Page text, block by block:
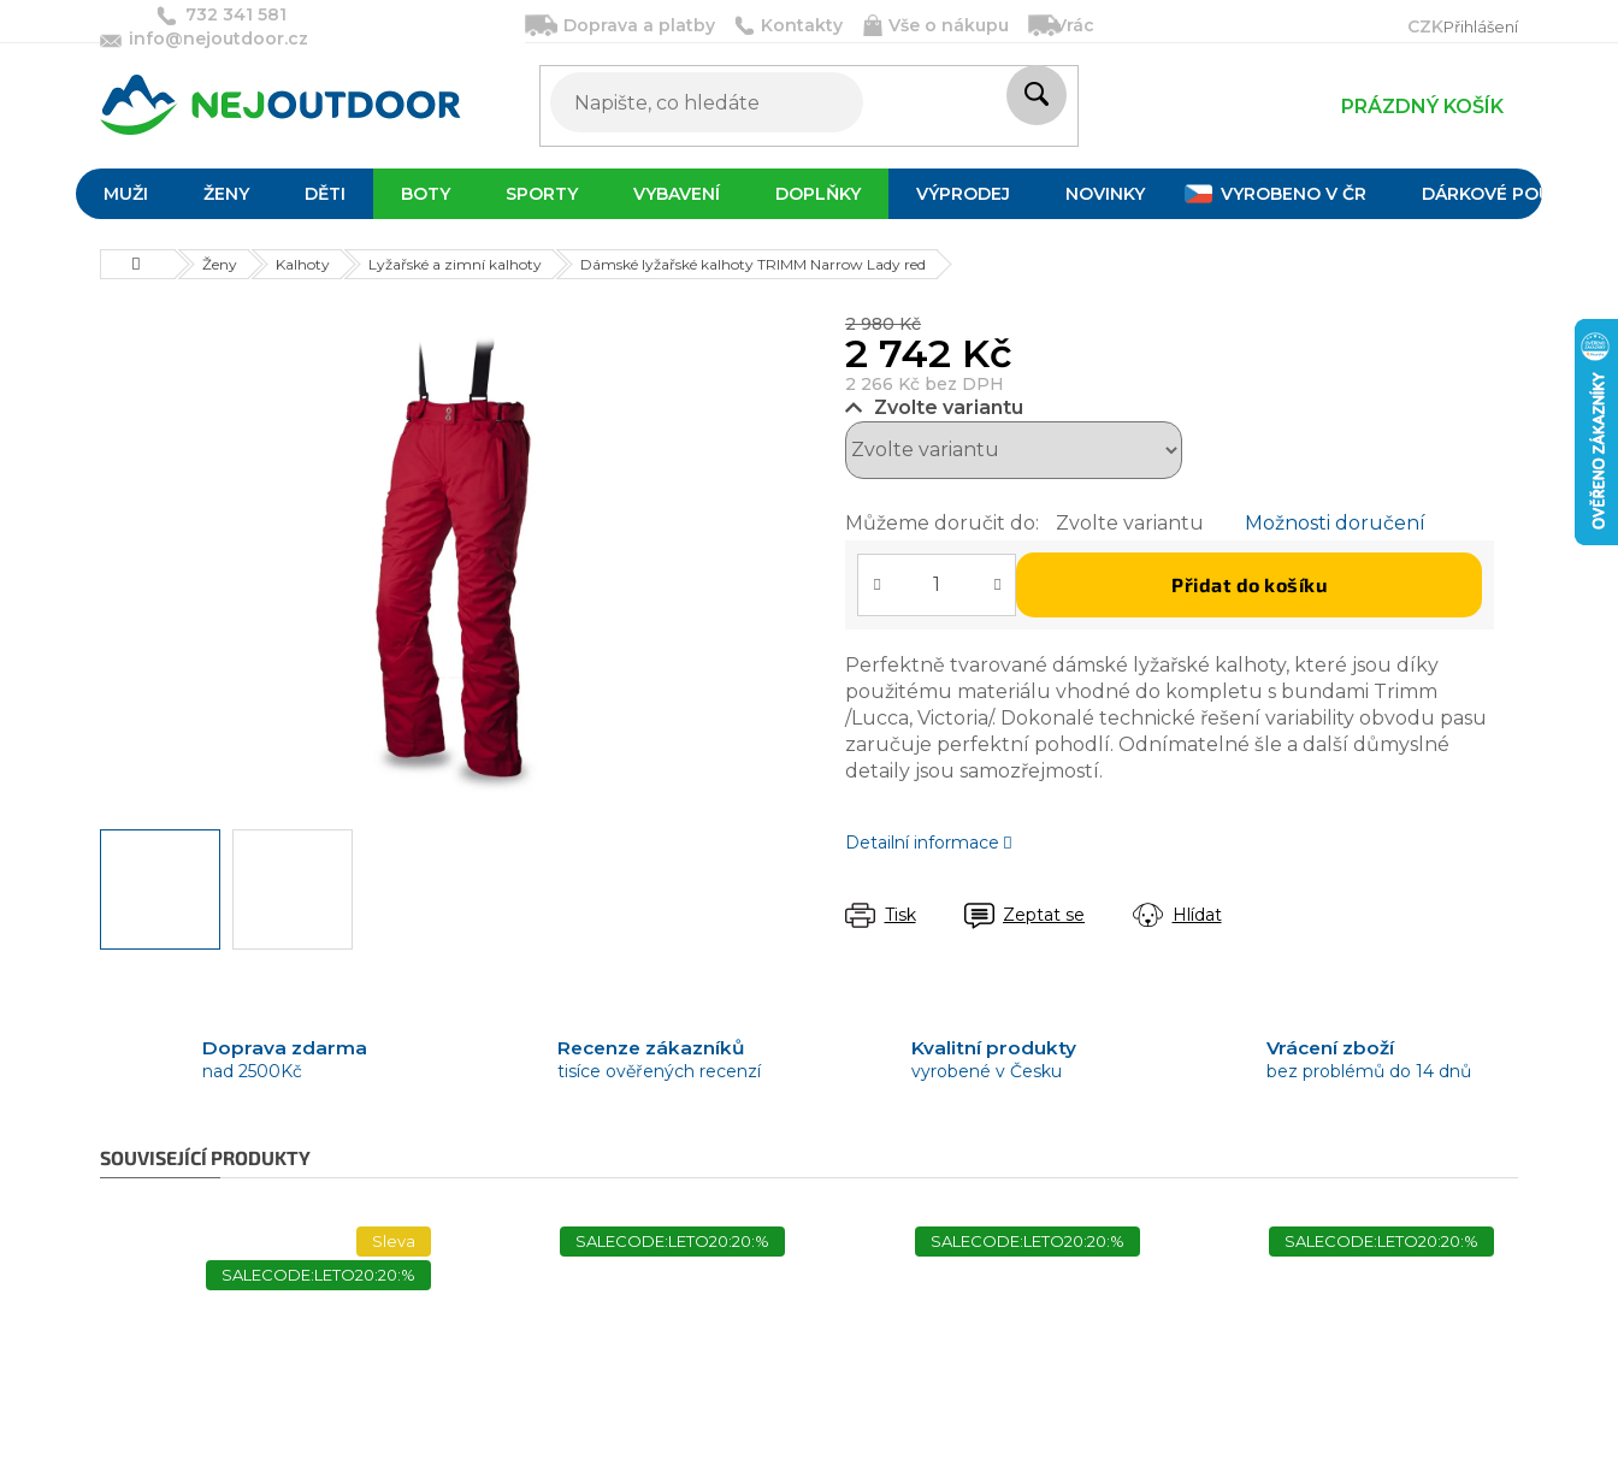
732 341 581
info@nejoutdoor.cz
Doprava a platby Kontakty Vše o nákupu Vrácení, výměna a reklamace Velikostní tabulky
CZKPřihlášení
PRÁZDNÝ KOŠÍK
MUŽI ŽENY DĚTI BOTY SPORTY VYBAVENÍ DOPLŇKY VÝPRODEJ NOVINKY VYROBENO V ČR DÁRKOVÉ POUKAZY
DomůŽeny Kalhoty Lyžařské a zimní kalhoty Dámské lyžařské kalhoty TRIMM Narrow Lady red
2 980 Kč
2 742 Kč
2 266 Kč bez DPH
Zvolte variantu
Můžeme doručit do: Zvolte variantu Možnosti doručení
Přidat do košíku
Perfektně tvarované dámské lyžařské kalhoty, které jsou díky
použitému materiálu vhodné do kompletu s bundami Trimm
/Lucca, Victoria/. Dokonalé technické řešení variability obvodu pasu
zaručuje perfektní pohodlí. Odnímatelné šle a další důmyslné
detaily jsou samozřejmostí.
Detailní informace
Tisk Zeptat se Hlídat
Doprava zdarma
nad 2500Kč
Recenze zákazníků
tisíce ověřených recenzí
Kvalitní produkty
vyrobené v Česku
Vrácení zboží
bez problémů do 14 dnů
SOUVISEJÍCÍ PRODUKTY
Sleva
SALECODE:LETO20:20:%
SALECODE:LETO20:20:% SALECODE:LETO20:20:% SALECODE:LETO20:20:%